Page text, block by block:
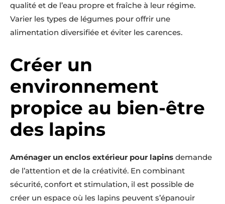
qualité et de l’eau propre et fraîche à leur régime.
Varier les types de légumes pour offrir une
alimentation diversifiée et éviter les carences.
Créer un
environnement
propice au bien-être
des lapins
Aménager un enclos extérieur pour lapins demande
de l’attention et de la créativité. En combinant
sécurité, confort et stimulation, il est possible de
créer un espace où les lapins peuvent s’épanouir